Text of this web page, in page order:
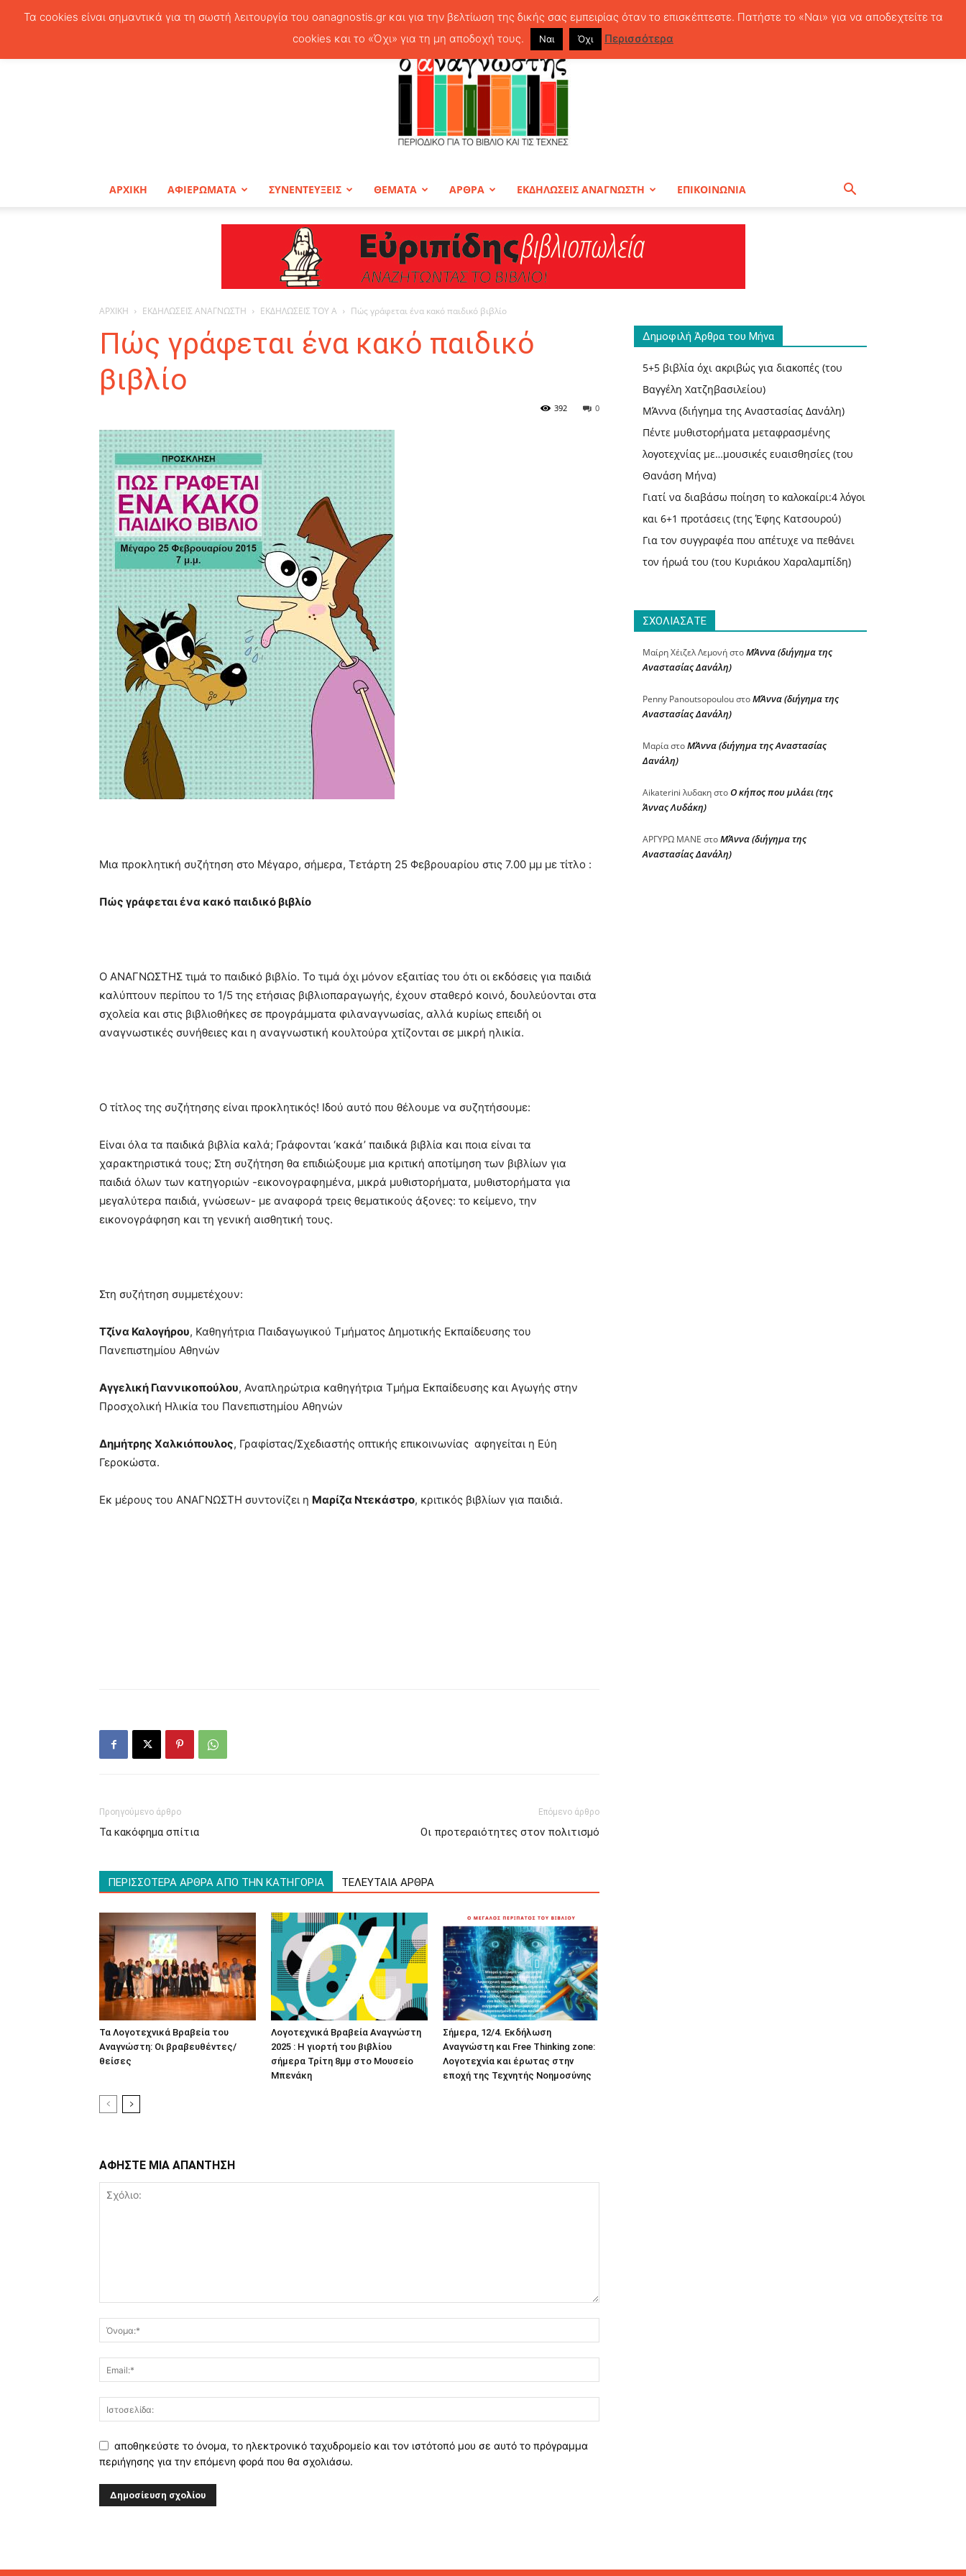
Σάββατο, 8 Αυγούστου, 2026
Ο
ΑΝΑΓΝΩΣΤΗΣ
ΤΙΣ
ΑΡΧΙΚΗ ΑΦΙΕΡΩΜΑΤΑ ΣΥΝΕΝΤΕΥΞΕΙΣ ΘΕΜΑΤΑ ΑΡΘΡΑ ΕΚΔΗΛΩΣΕΙΣ ΑΝΑΓΝΩΣΤΗ ΕΠΙΚΟΙΝΩΝΙΑ
ΑΡΧΙΚΗ ΕΚΔΗΛΩΣΕΙΣ ΑΝΑΓΝΩΣΤΗ ΕΚΔΗΛΩΣΕΙΣ ΤΟΥ Α Πώς γράφεται ένα κακό παιδικό βιβλίο
Πώς γράφεται ένα κακό παιδικό
βιβλίο
0
392
Μια προκλητική συζήτηση στο Μέγαρο, σήμερα, Τετάρτη 25 Φεβρουαρίου στις 7.00 μμ με τίτλο :
Πώς γράφεται ένα κακό παιδικό βιβλίο
Ο ΑΝΑΓΝΩΣΤΗΣ τιμά το παιδικό βιβλίο. Το τιμά όχι μόνον εξαιτίας του ότι οι εκδόσεις για παιδιά
καλύπτουν περίπου το 1/5 της ετήσιας βιβλιοπαραγωγής, έχουν σταθερό κοινό, δουλεύονται στα
σχολεία και στις βιβλιοθήκες σε προγράμματα φιλαναγνωσίας, αλλά κυρίως επειδή οι
αναγνωστικές συνήθειες και η αναγνωστική κουλτούρα χτίζονται σε μικρή ηλικία.
Ο τίτλος της συζήτησης είναι προκλητικός! Ιδού αυτό που θέλουμε να συζητήσουμε:
Είναι όλα τα παιδικά βιβλία καλά; Γράφονται ‘κακά’ παιδικά βιβλία και ποια είναι τα
χαρακτηριστικά τους; Στη συζήτηση θα επιδιώξουμε μια κριτική αποτίμηση των βιβλίων για
παιδιά όλων των κατηγοριών -εικονογραφημένα, μικρά μυθιστορήματα, μυθιστορήματα για
μεγαλύτερα παιδιά, γνώσεων- με αναφορά τρεις θεματικούς άξονες: το κείμενο, την
εικονογράφηση και τη γενική αισθητική τους.
Στη συζήτηση συμμετέχουν:
Τζίνα Καλογήρου, Καθηγήτρια Παιδαγωγικού Τμήματος Δημοτικής Εκπαίδευσης του
Πανεπιστημίου Αθηνών
Αγγελική Γιαννικοπούλου, Αναπληρώτρια καθηγήτρια Τμήμα Εκπαίδευσης και Αγωγής στην
Προσχολική Ηλικία του Πανεπιστημίου Αθηνών
Δημήτρης Χαλκιόπουλος, Γραφίστας/Σχεδιαστής οπτικής επικοινωνίας αφηγείται η Εύη
Γεροκώστα.
Εκ μέρους του ΑΝΑΓΝΩΣΤΗ συντονίζει η Μαρίζα Ντεκάστρο, κριτικός βιβλίων για παιδιά.
Προηγούμενο άρθρο
Τα κακόφημα σπίτια
Επόμενο άρθρο
Οι προτεραιότητες στον πολιτισμό
ΠΕΡΙΣΣΟΤΕΡΑ ΑΡΘΡΑ ΑΠΟ ΤΗΝ ΚΑΤΗΓΟΡΙΑ ΤΕΛΕΥΤΑΙΑ ΑΡΘΡΑ
Τα Λογοτεχνικά Βραβεία του
Αναγνώστη: Οι βραβευθέντες/
θείσες
Λογοτεχνικά Βραβεία Αναγνώστη
2025 : Η γιορτή του βιβλίου
σήμερα Τρίτη 8μμ στο Μουσείο
Μπενάκη
Σήμερα, 12/4. Εκδήλωση
Αναγνώστη και Free Thinking zone:
Λογοτεχνία και έρωτας στην
εποχή της Τεχνητής Νοημοσύνης
ΑΦΗΣΤΕ ΜΙΑ ΑΠΑΝΤΗΣΗ
αποθηκεύστε το όνομα, το ηλεκτρονικό ταχυδρομείο και τον ιστότοπό μου σε αυτό το πρόγραμμα
περιήγησης για την επόμενη φορά που θα σχολιάσω.
Δημοφιλή Άρθρα του Μήνα
5+5 βιβλία όχι ακριβώς για διακοπές (του
Βαγγέλη Χατζηβασιλείου)
ΜΆννα (διήγημα της Αναστασίας Δανάλη)
Πέντε μυθιστορήματα μεταφρασμένης
λογοτεχνίας με…μουσικές ευαισθησίες (του
Θανάση Μήνα)
Γιατί να διαβάσω ποίηση το καλοκαίρι:4 λόγοι
και 6+1 προτάσεις (της Έφης Κατσουρού)
Για τον συγγραφέα που απέτυχε να πεθάνει
τον ήρωά του (του Κυριάκου Χαραλαμπίδη)
ΣΧΟΛΙΑΣΑΤΕ
Μαίρη Χέιζελ ΛεμονήστοΜΆννα (διήγημα της
Αναστασίας Δανάλη)
Penny PanoutsopoulouστοΜΆννα (διήγημα της
Αναστασίας Δανάλη)
ΜαρίαστοΜΆννα (διήγημα της Αναστασίας
Δανάλη)
Aikaterini λυδακηστοΟ κήπος που μιλάει (της
Άννας Λυδάκη)
ΑΡΓΥΡΩ ΜΑΝΕ στοΜΆννα (διήγημα της
Αναστασίας Δανάλη)
Τα cookies είναι σημαντικά για τη σωστή λειτουργία του oanagnostis.gr και για την βελτίωση της δικής σας εμπειρίας όταν το επισκέπτεστε. Πατήστε το «Ναι» για να αποδεχτείτε τα
cookies και το «Όχι» για τη μη αποδοχή τους.
Ναι Όχι Περισσότερα